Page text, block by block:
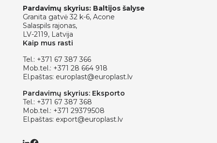
Pardavimų skyrius: Baltijos šalyse
Granita gatvė 32 k-6, Acone
Salaspils rajonas,
LV-2119, Latvija
Kaip mus rasti
Tel.: +371 67 387 366
Mob.tel.: +371 28 664 918
El.paštas: europlast@europlast.lv
Pardavimų skyrius: Eksporto
Tel.: +371 67 387 368
Mob.tel.: +371 29379508
El.paštas: export@europlast.lv